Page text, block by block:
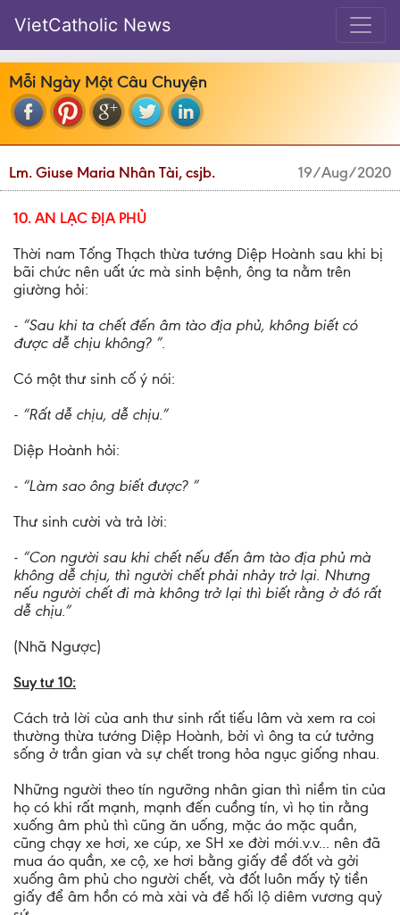
VietCatholic News
Mỗi Ngày Một Câu Chuyện
Lm. Giuse Maria Nhân Tài, csjb. 19/Aug/2020
10. AN LẠC ĐỊA PHỦ
Thời nam Tống Thạch thừa tướng Diệp Hoành sau khi bị
bãi chức nên uất ức mà sinh bệnh, ông ta nằm trên
giường hỏi:
- “Sau khi ta chết đến âm tào địa phủ, không biết có
được dễ chịu không? ”.
Có một thư sinh cố ý nói:
- “Rất dễ chịu, dễ chịu.”
Diệp Hoành hỏi:
- “Làm sao ông biết được? ”
Thư sinh cười và trả lời:
- “Con người sau khi chết nếu đến âm tào địa phủ mà
không dễ chịu, thì người chết phải nhảy trở lại. Nhưng
nếu người chết đi mà không trở lại thì biết rằng ở đó rất
dễ chịu.”
(Nhã Ngược)
Suy tư 10:
Cách trả lời của anh thư sinh rất tiếu lâm và xem ra coi
thường thừa tướng Diệp Hoành, bởi vì ông ta cứ tưởng
sống ở trần gian và sự chết trong hỏa ngục giống nhau.
Những người theo tín ngưỡng nhân gian thì niềm tin của
họ có khi rất mạnh, mạnh đến cuồng tín, vì họ tin rằng
xuống âm phủ thì cũng ăn uống, mặc áo mặc quần,
cũng chạy xe hơi, xe cúp, xe SH xe đời mới.v.v... nên đã
mua áo quần, xe cộ, xe hơi bằng giấy để đốt và gởi
xuống âm phủ cho người chết, và đốt luôn mấy tỷ tiền
giấy để âm hồn có mà xài và để hối lộ diêm vương quỷ